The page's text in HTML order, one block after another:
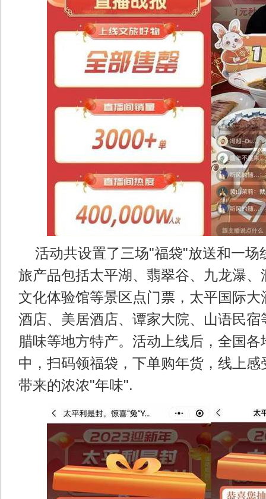
活动共设置了三场"福袋"放送和一场
旅产品包括太平湖、翡翠谷、九龙瀑、
文化体验馆等景区点门票，太平国际大
酒店、美居酒店、谭家大院、山语民宿
腊味等地方特产。活动上线后，全国
中，扫码领福袋，下单购年货，线上
带来的浓浓"年味".